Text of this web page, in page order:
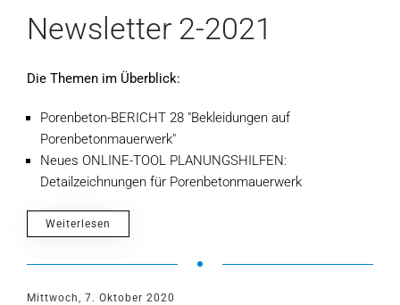
Newsletter 2-2021
Die Themen im Überblick:
Porenbeton-BERICHT 28 "Bekleidungen auf
Porenbetonmauerwerk"
Neues ONLINE-TOOL PLANUNGSHILFEN:
Detailzeichnungen für Porenbetonmauerwerk
Weiterlesen
Mittwoch, 7. Oktober 2020